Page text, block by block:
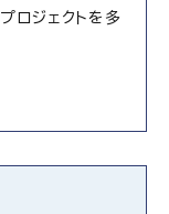
ロジェクトを多